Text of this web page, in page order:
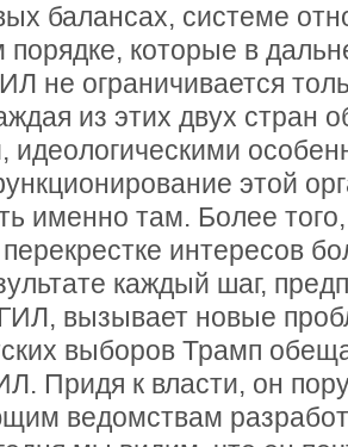
балансах, системе
порядке, которые в
не ограничивается
из этих двух стран
идеологическими
этой
именно там. Более
интересов
каждый шаг,
вызывает новые
выборов Трамп
Придя к власти, он
ведомствам